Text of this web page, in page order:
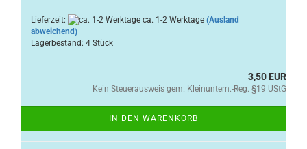
Lieferzeit: ca. 1-2 Werktage (Ausland
abweichend)
Lagerbestand: 4 Stück
3,50 EUR
Kein Steuerausweis gem. Kleinuntern.-Reg. §19 UStG
IN DEN WARENKORB